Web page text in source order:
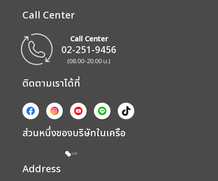
Call Center
Call Center
02-251-9456
(08.00-20.00 น.)
ติดตามเราได้ที่
ส่วนหนึ่งของบริษัทในเครือ
Address